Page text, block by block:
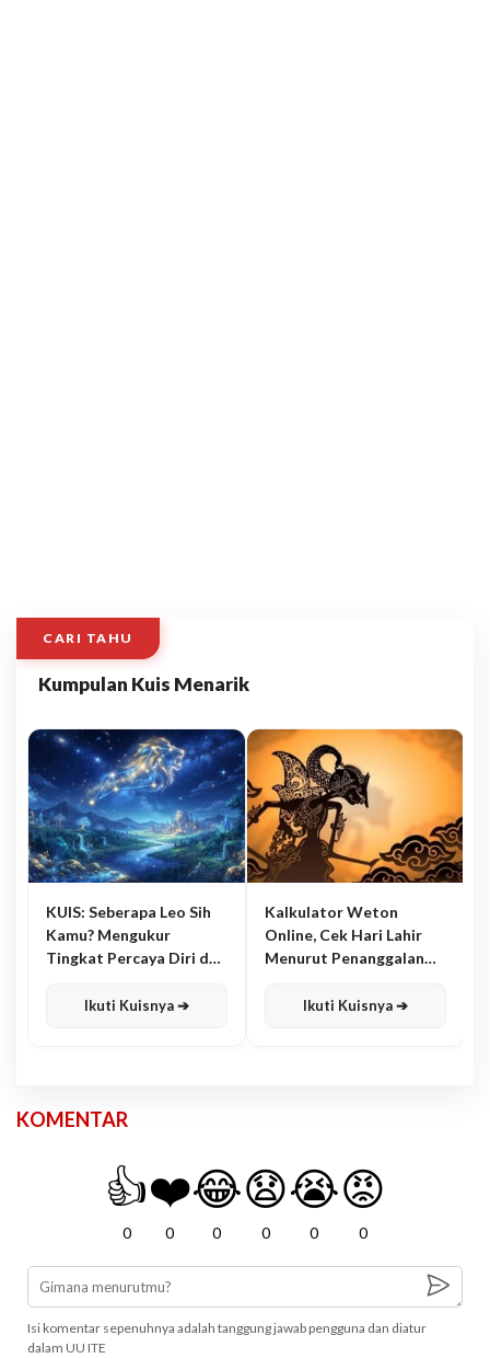
CARI TAHU
Kumpulan Kuis Menarik
KUIS: Seberapa Leo Sih
Kamu? Mengukur
Tingkat Percaya Diri dan
Ikuti Kuisnya ➔
Kalkulator Weton
Online, Cek Hari Lahir
Menurut Penanggalan
Ikuti Kuisnya ➔
KOMENTAR
👍
0
❤️
0
😂
0
😧
0
😭
0
😡
0
Isi komentar sepenuhnya adalah tanggung jawab pengguna dan diatur
dalam UU ITE